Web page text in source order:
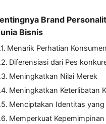
Brand
Bisnis
Menarik Perhatian Konsumen
Diferensiasi dari Pes
Meningkatkan Nilai Merek
Meningkatkan Keterlibatan
Menciptakan Identitas yang
Memperkuat Kepemimpinan